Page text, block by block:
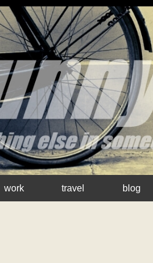
work travel blog